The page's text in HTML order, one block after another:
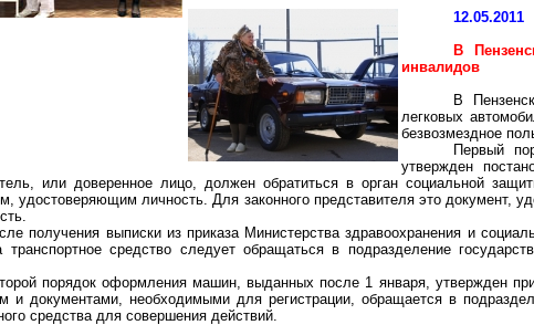
12.05.2011
В
инвалидов
В
легковых
безвозмездное
Первый
утвержден
или доверенное лицо, должен обратиться в орган социальной
удостоверяющим личность. Для законного представителя это документ,
получения выписки из приказа Министерства здравоохранения и
средство следует обращаться в подразделение
порядок оформления машин, выданных после 1 января, утвержден
и документами, необходимыми для регистрации, обращается в
средства для совершения действий.